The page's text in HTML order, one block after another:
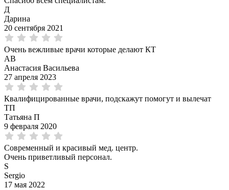
Д
Дарина
20 сентября 2021
Очень вежливые врачи которые делают КТ
АВ
Анастасия Васильева
27 апреля 2023
Квалифицированные врачи, подскажут помогут и вылечат
ТП
Татьяна П
9 февраля 2020
Современный и красивый мед. центр.
Очень приветливый персонал.
S
Sergio
17 мая 2022